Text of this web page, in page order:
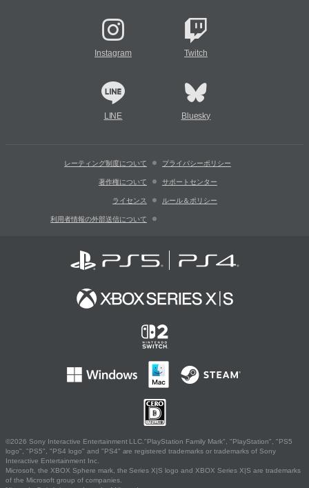
Instagram Twitch
LINE Bluesky
レーティング制度について プライバシーポリシー
著作権について サポートセンター
ライセンス ルール＆ポリシー
利用者情報の外部送信について
©2026 Sony Interactive Entertainment LLC."PlayStation Family Mark", "PlayStation", "PS5
logo", "PS5", "PS4 logo" and "PS4" are registered trademarks or trademarks of Sony
Interactive Entertainment Inc.
Microsoft, the XBOX Sphere mark, the Series X|S logo and XBOX Series X|S are trademarks
of the Microsoft group of companies.